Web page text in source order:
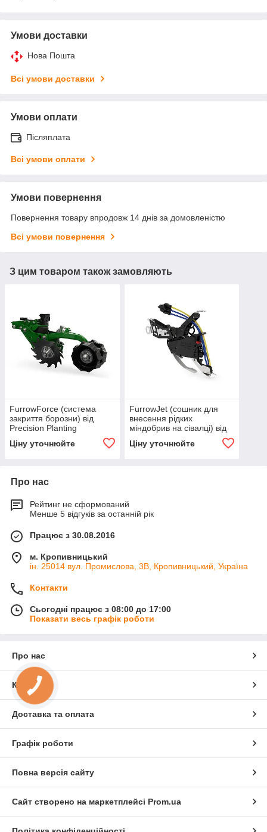
Умови доставки
Нова Пошта
Всі умови доставки
Умови оплати
Післяплата
Всі умови оплати
Умови повернення
Повернення товару впродовж 14 днів за домовленістю
Всі умови повернення
З цим товаром також замовляють
FurrowForce (система
закриття борозни) від
Precision Planting
Ціну уточнюйте
FurrowJet (сошник для
внесення рідких
міндобрив на сівалці) від
Ціну уточнюйте
Про нас
Рейтинг не сформований
Менше 5 відгуків за останній рік
Працює з 30.08.2016
м. Кропивницький
ін. 25014 вул. Промислова, 3В, Кропивницький, Україна
Контакти
Сьогодні працює з 08:00 до 17:00
Показати весь графік роботи
Про нас
Контакти
Доставка та оплата
Графік роботи
Повна версія сайту
Сайт створено на маркетплейсі Prom.ua